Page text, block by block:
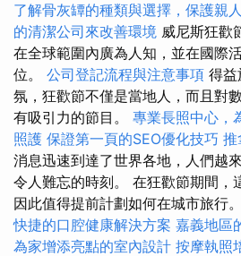
了解骨灰罈的種類與選擇，保護親
的清潔公司來改善環境 威尼斯狂歡
在全球範圍內廣為人知，並在國際
位。 公司登記流程與注意事項 得益
氛，狂歡節不僅是當地人，而且對
有吸引力的節目。 專業長照中心，
照護 保證第一頁的SEO優化技巧 推
消息迅速到達了世界各地，人們越
令人難忘的時刻。 在狂歡節期間，
因此值得提前計劃如何在城市旅行。
快捷的口腔健康解決方案 嘉義地區
為家增添亮點的室內設計 按摩執照